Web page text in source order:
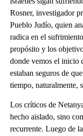
Rosner, investigador
Pueblo Judío, quien
radica en el
propósito y los
donde vemos el inicio
estaban seguros de
tiempo, naturalmente,
Los críticos de
hecho aislado, sino
recurrente. Luego de